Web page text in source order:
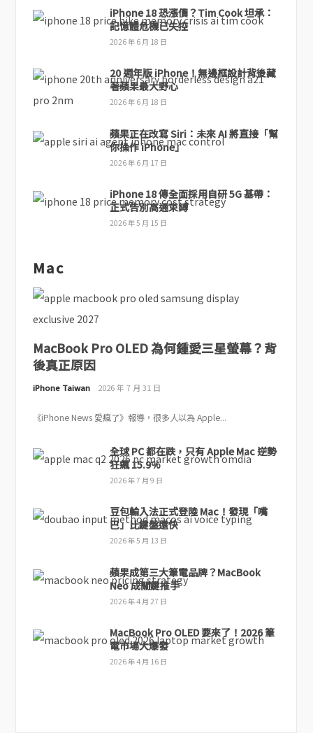
iPhone 18 恐漲價？Tim Cook 坦承：
記憶體危機已失控
2026 年 6 月 18 日
20 週年版 iPhone！無邊框設計背後藏
著蘋果最大野心
2026 年 6 月 18 日
蘋果正在改寫 Siri：未來 AI 將直接「幫
你操作 iPhone」
2026 年 6 月 17 日
iPhone 18 傳全面採用自研 5G 基帶：
正式告別高通束縛
2026 年 5 月 15 日
Mac
MacBook Pro OLED 為何鍾愛三星螢幕？背
後真正原因
iPhone Taiwan 2026 年 7 月 31 日
《iPhone News 愛瘋了》報導，很多人以為 Apple...
全球 PC 都在跌，只有 Apple Mac 逆勢
狂飆 15.9%
2026 年 7 月 9 日
豆包輸入法正式登陸 Mac！發現「嘴
巴」比鍵盤還快
2026 年 5 月 13 日
蘋果成第三大筆電品牌？MacBook
Neo 成關鍵推手
2026 年 4 月 27 日
MacBook Pro OLED 要來了！2026 筆
電市場大爆發
2026 年 4 月 16 日